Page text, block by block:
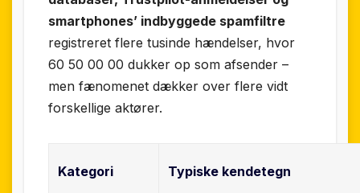
smartphones’ indbyggede spamfiltre
registreret flere tusinde hændelser, hvor
60 50 00 00 dukker op som afsender –
men fænomenet dækker over flere vidt
forskellige aktører.
Kategori Typiske kendetegn